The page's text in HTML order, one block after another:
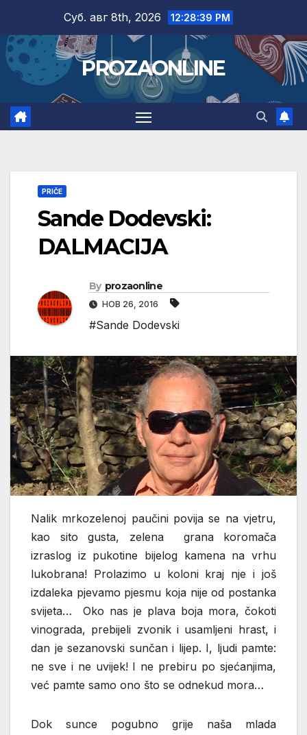
content
Суб. авг 8th, 2026 12:28:40 PM
PROZAONLINE
PRIČE
Sande Dodevski:
DALMACIJA
By prozaonline
НОВ 26, 2016
#Sande Dodevski
Nalik mrkozelenoj paučini povija se na vjetru,
kao sito gusta, zelena grana koromača
izraslog iz pukotine bijelog kamena na vrhu
lukobrana! Prolazimo u koloni kraj nje i još
izdaleka pjevamo pjesmu koja nije od postanka
svijeta… Oko nas je plava boja mora, čokoti
vinograda, prebijeli zvonik i usamljeni hrast, i
dan je sezanovski sunčan i lijep. I, ljudi pamte:
ne sve i ne uvijek! I ne prebiru po sjećanjima,
već pamte samo ono što se odnekud mora…
Dok sunce pogubno grije naša mlada